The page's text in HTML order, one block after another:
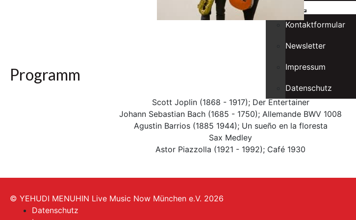
Kontaktformular
Newsletter
Impressum
Datenschutz
Programm
Scott Joplin (1868 - 1917); Der Entertainer
Johann Sebastian Bach (1685 - 1750); Allemande BWV 1008
Agustin Barrios (1885 1944); Un sueño en la floresta
Sax Medley
Astor Piazzolla (1921 - 1992); Café 1930
© YEHUDI MENUHIN Live Music Now München e.V. 2026
Datenschutz